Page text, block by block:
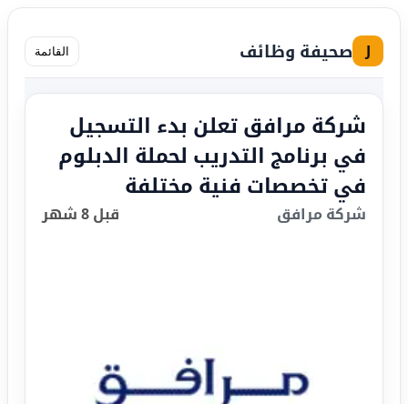
J صحيفة وظائف القائمة
شركة مرافق تعلن بدء التسجيل
في برنامج التدريب لحملة الدبلوم
في تخصصات فنية مختلفة
شركة مرافق قبل 8 شهر